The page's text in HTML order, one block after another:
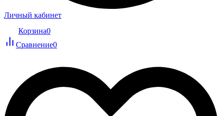
Личный кабинет
Корзина0
Сравнение0